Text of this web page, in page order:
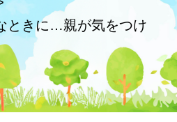
ときに…親が気をつけ